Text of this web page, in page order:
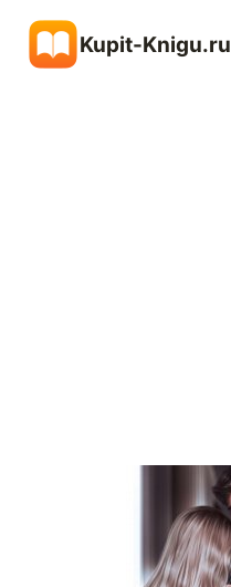
содержимому
Kupit-Knigu.ru